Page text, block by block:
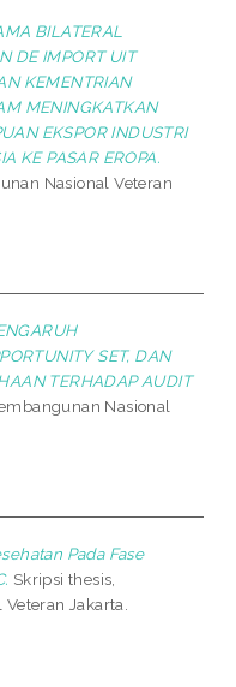
BILATERAL
DE IMPORT UIT
KEMENTRIAN
MENINGKATKAN
EKSPOR INDUSTRI
KE PASAR EROPA.
Nasional Veteran
SET, DAN
TERHADAP AUDIT
Nasional
Pada Fase
Skripsi thesis,
Jakarta.